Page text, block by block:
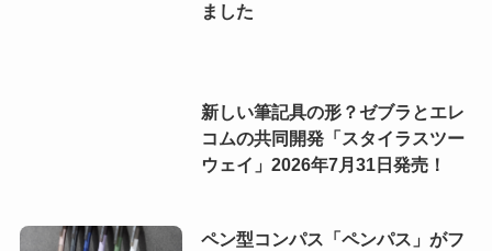
ました
新しい筆記具の形？ゼブラとエレ
コムの共同開発「スタイラスツー
ウェイ」2026年7月31日発売！
ペン型コンパス「ペンパス」がフ